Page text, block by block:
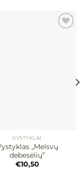
VYSTYKLAI
„Melsvų
debesėlių”
€10,50